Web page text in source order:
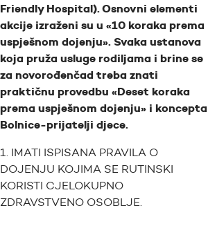
Friendly Hospital). Osnovni elementi
akcije izraženi su u «10 koraka prema
uspješnom dojenju». Svaka ustanova
koja pruža usluge rodiljama i brine se
za novorođenčad treba znati
praktičnu provedbu «Deset koraka
prema uspješnom dojenju» i koncepta
Bolnice-prijatelji djece.
1. IMATI ISPISANA PRAVILA O
DOJENJU KOJIMA SE RUTINSKI
KORISTI CJELOKUPNO
ZDRAVSTVENO OSOBLJE.